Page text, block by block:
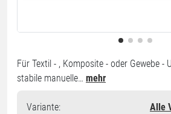
Für Textil - , Komposite - oder Gewebe -
stabile manuelle… mehr
Variante: Alle